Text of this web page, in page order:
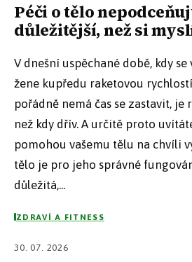
Péči o tělo
důležitější, než si
V dnešní uspěchané době, kdy
žene kupředu raketovou
pořádně nemá čas se zastavit, je
než kdy dřív. A určitě proto
pomohou vašemu tělu na chvíli
tělo je pro jeho správné
důležitá,...
ZDRAVÍ A FITNESS
30. 07. 2026